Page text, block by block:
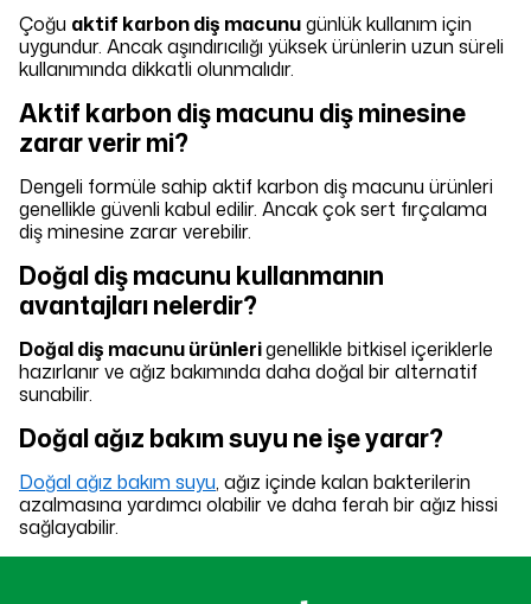
Çoğu aktif karbon diş macunugünlük kullanım için
uygundur. Ancak aşındırıcılığı yüksek ürünlerin uzun süreli
kullanımında dikkatli olunmalıdır.
Aktif karbon diş macunu diş minesine
zarar verir mi?
Dengeli formüle sahip aktif karbon diş macunu ürünleri
genellikle güvenli kabul edilir. Ancak çok sert fırçalama
diş minesine zarar verebilir.
Doğal diş macunu kullanmanın
avantajları nelerdir?
Doğal diş macunu ürünlerigenellikle bitkisel içeriklerle
hazırlanır ve ağız bakımında daha doğal bir alternatif
sunabilir.
Doğal ağız bakım suyu ne işe yarar?
Doğal ağız bakım suyu, ağız içinde kalan bakterilerin
azalmasına yardımcı olabilir ve daha ferah bir ağız hissi
sağlayabilir.